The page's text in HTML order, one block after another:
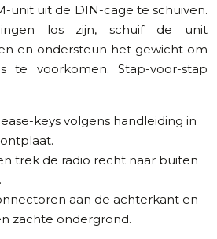
unit uit de DIN-cage te schuiven.
los zijn, schuif de unit
en ondersteun het gewicht om
te voorkomen. Stap-voor-stap
keys volgens handleiding in
trek de radio recht naar buiten
aan de achterkant en
zachte ondergrond.